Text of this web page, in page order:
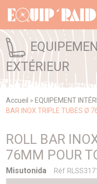
EXTÉRIEUR
Accueil > EQUIPEMENT
BAR INOX TRIPLE TUBES Ø
ROLL BAR
76MM POUR
Misutonida Réf
Panneau de gestion des